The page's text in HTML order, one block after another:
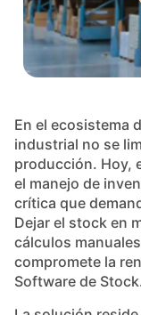
En el ecosistema
industrial no se
producción. Hoy,
el manejo de
crítica que
Dejar el stock en
cálculos
compromete la
Software de